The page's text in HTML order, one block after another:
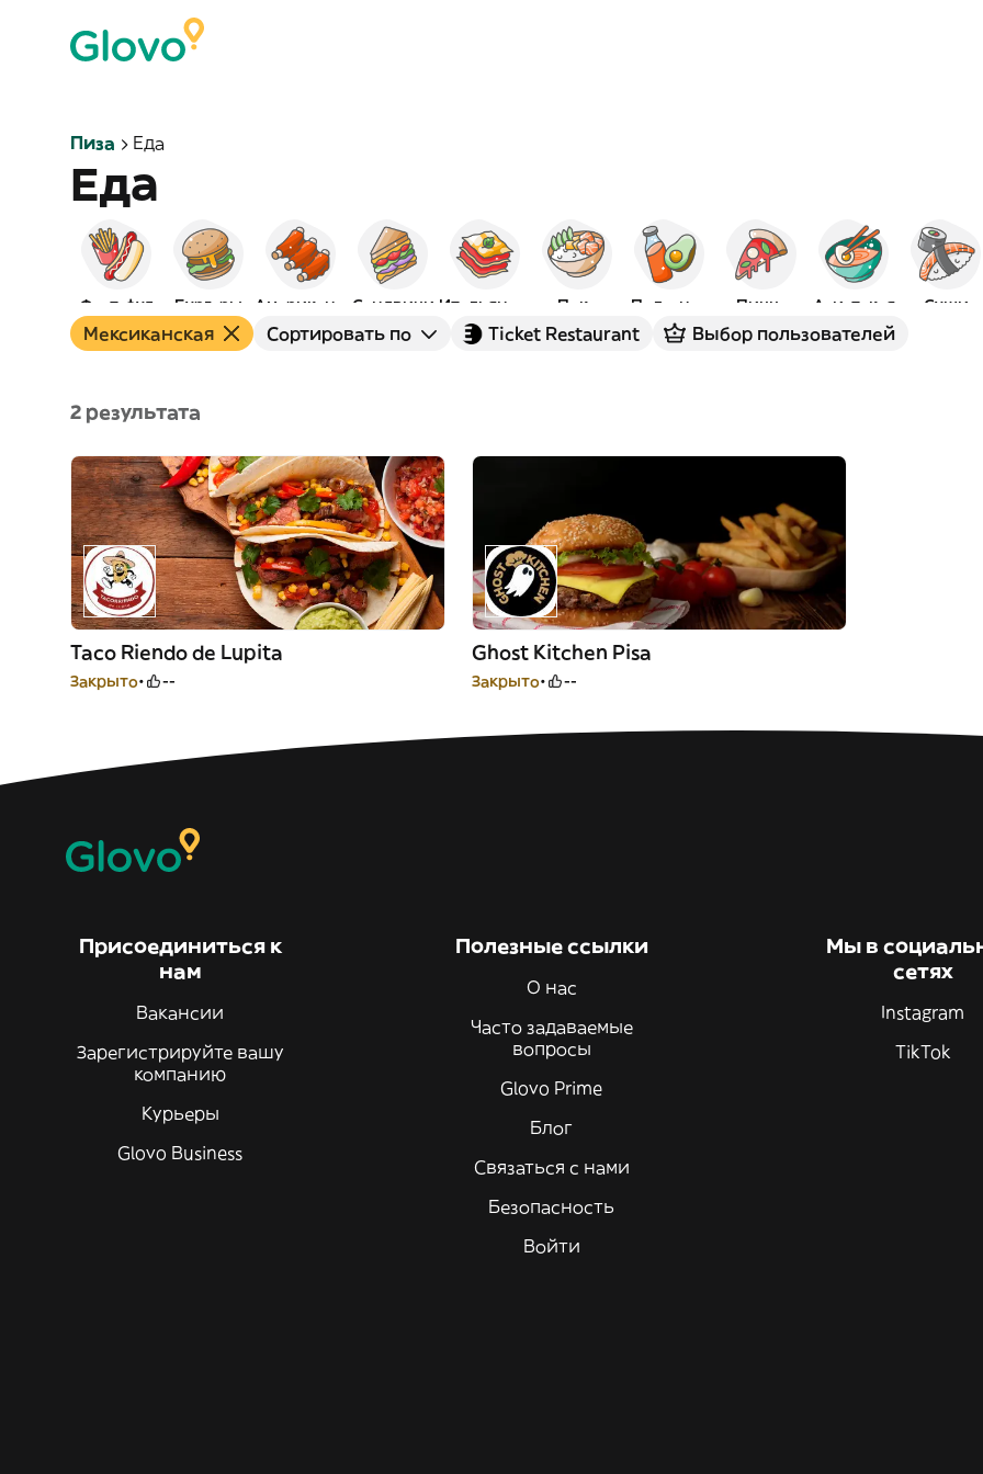
Пиза Еда
Еда
Фаст-фуд Бургеры Сэндвичи Поке Полезное Пицца Азиатская Суши
Мексиканская Сортировать по Ticket Restaurant Выбор пользователей
2 результата
Taco Riendo de Lupita
Закрыто --
Ghost Kitchen Pisa
Закрыто --
Присоединиться к
нам
Вакансии
Зарегистрируйте вашу
компанию
Курьеры
Glovo Business
Полезные ссылки
О нас
Часто задаваемые
вопросы
Glovo Prime
Блог
Связаться с нами
Безопасность
Войти
Мы в
сетях
Instagram
TikTok